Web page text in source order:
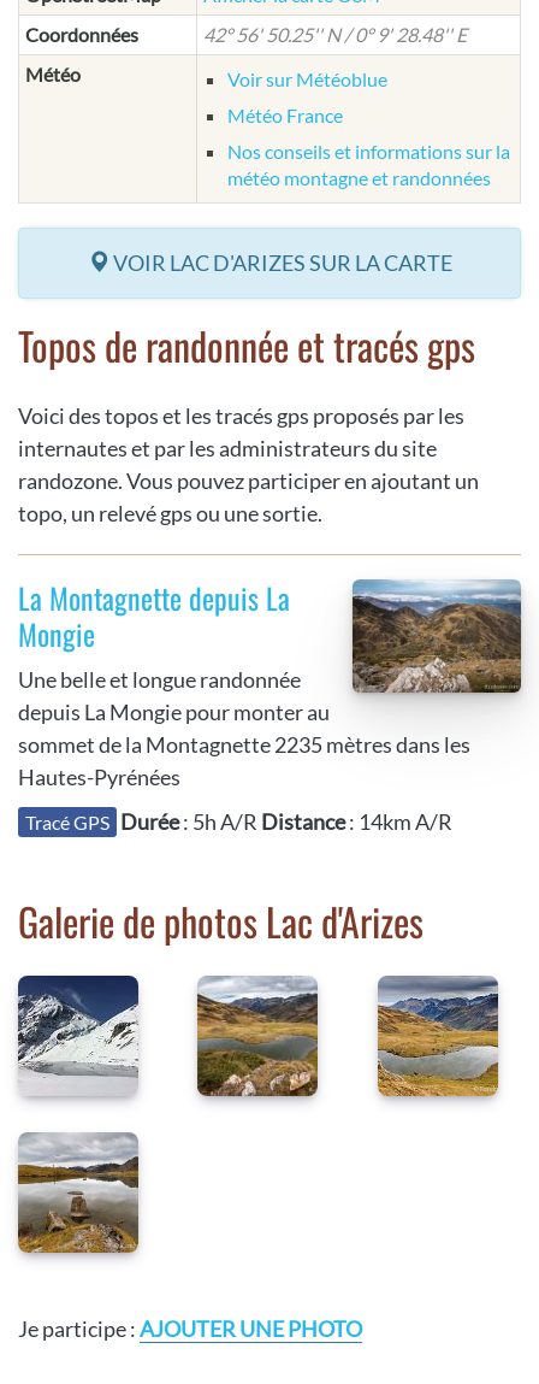
Coordonnées
42° 56' 50.25'' N / 0° 9' 28.48'' E
Météo
Voir sur Météoblue
Météo France
Nos conseils et informations sur la
météo montagne et randonnées
VOIR LAC D'ARIZES SUR LA CARTE
Topos de randonnée et tracés gps
Voici des topos et les tracés gps proposés par les
internautes et par les administrateurs du site
randozone. Vous pouvez participer en ajoutant un
topo, un relevé gps ou une sortie.
La Montagnette depuis La
Mongie
Une belle et longue randonnée
depuis La Mongie pour monter au
sommet de la Montagnette 2235 mètres dans les
Hautes-Pyrénées
Tracé GPS Durée: 5h A/R Distance: 14km A/R
Galerie de photos Lac d'Arizes
Je participe :AJOUTER UNE PHOTO